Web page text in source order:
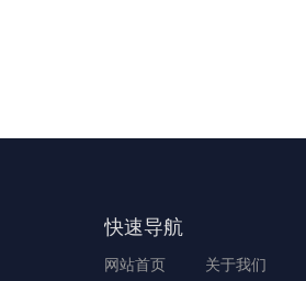
快速导航
网站首页 关于我们